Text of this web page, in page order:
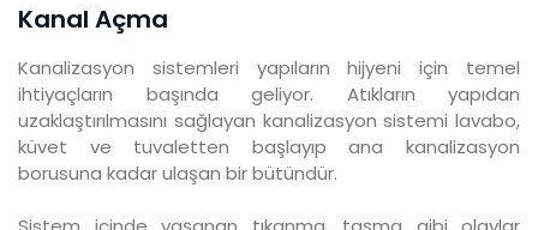
Kanal Açma
Kanalizasyon sistemleri yapıların hijyeni için temel
ihtiyaçların başında geliyor. Atıkların yapıdan
uzaklaştırılmasını sağlayan kanalizasyon sistemi lavabo,
küvet ve tuvaletten başlayıp ana kanalizasyon
borusuna kadar ulaşan bir bütündür.